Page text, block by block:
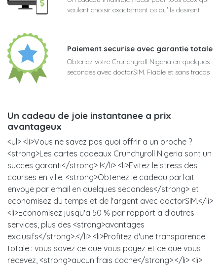
veulent choisir exactement ce qu'ils desirent
Paiement securise avec garantie totale
Obtenez votre Crunchyroll Nigeria en quelques
secondes avec doctorSIM. Fiable et sans tracas
Un cadeau de joie instantanee a prix
avantageux
<ul> <li>Vous ne savez pas quoi offrir a un proche ?
<strong>Les cartes cadeaux Crunchyroll Nigeria sont un
succes garanti</strong> !</li> <li>Evitez le stress des
courses en ville. <strong>Obtenez le cadeau parfait
envoye par email en quelques secondes</strong> et
economisez du temps et de l'argent avec doctorSIM.</li>
<li>Economisez jusqu'a 50 % par rapport a d'autres
services, plus des <strong>avantages
exclusifs</strong>.</li> <li>Profitez d'une transparence
totale : vous savez ce que vous payez et ce que vous
recevez, <strong>aucun frais cache</strong>.</li> <li>